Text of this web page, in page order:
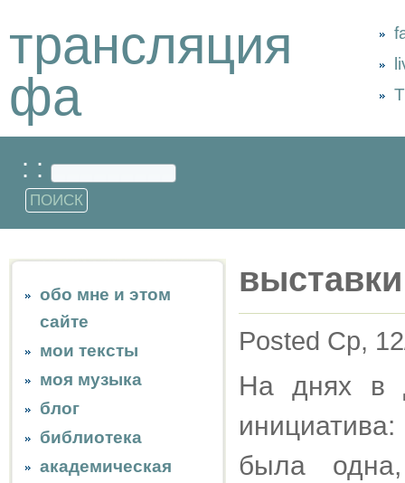
трансляция
фа
: :
обо мне и этом
сайте
мои тексты
моя музыка
блог
библиотека
академическая
выставки
Posted Ср,
На днях в
была